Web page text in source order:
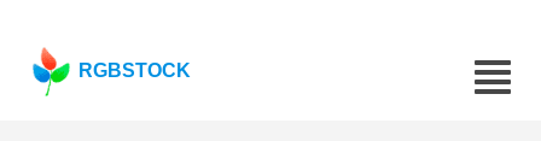
RGBSTOCK